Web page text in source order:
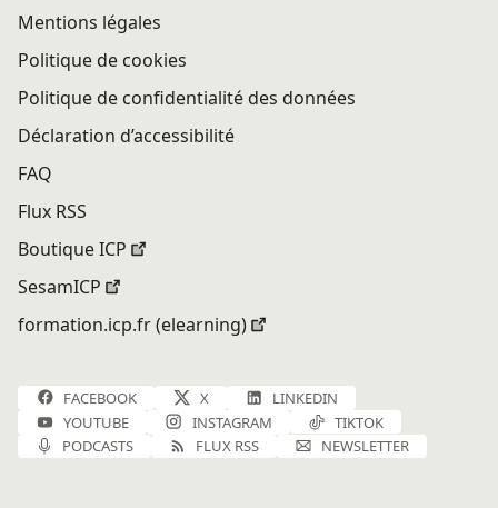
Mentions légales
Politique de cookies
Politique de confidentialité des données
Déclaration d’accessibilité
FAQ
Flux RSS
Boutique ICP
SesamICP
formation.icp.fr (elearning)
FACEBOOK X
LINKEDIN
YOUTUBE
INSTAGRAM
TIKTOK
PODCASTS
FLUX RSS NEWSLETTER